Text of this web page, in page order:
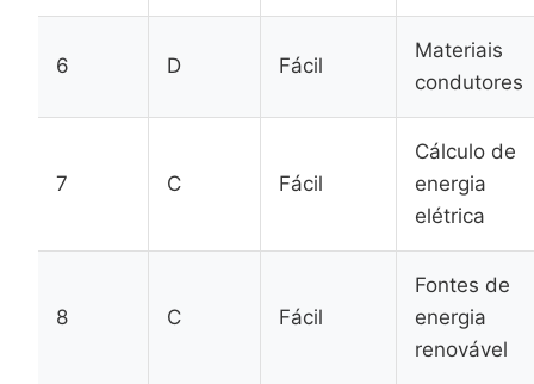
6 D Fácil
Materiais
condutores
7 C Fácil
Cálculo de
energia
elétrica
8 C Fácil
Fontes de
energia
renovável